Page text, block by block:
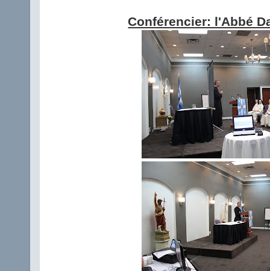
Conférencier: l'Abbé